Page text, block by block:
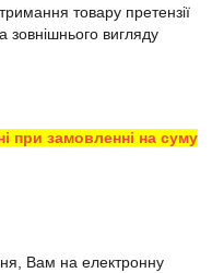
товару претензії
зовнішнього вигляду
при замовленні на суму
Вам на електронну